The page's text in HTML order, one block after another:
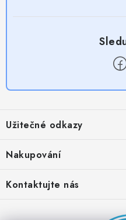
p
a
Užitečné odkazy
Provizní systém
Partner stránek: Super plecháček
Nakupování
Kontaktujte nás